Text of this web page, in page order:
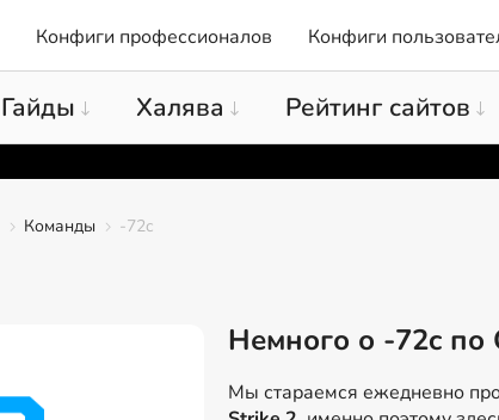
Конфиги профессионалов Конфиги
Гайды Халява Рейтинг сайтов
Команды -72c
Немного о -72c по
Мы стараемся ежедневно